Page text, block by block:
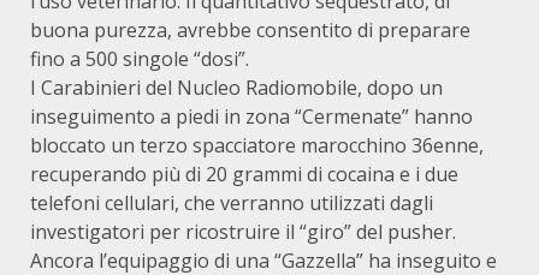
buona purezza, avrebbe consentito di preparare
fino a 500 singole “dosi”.
I Carabinieri del Nucleo Radiomobile, dopo un
inseguimento a piedi in zona “Cermenate” hanno
bloccato un terzo spacciatore marocchino 36enne,
recuperando più di 20 grammi di cocaina e i due
telefoni cellulari, che verranno utilizzati dagli
investigatori per ricostruire il “giro” del pusher.
Ancora l’equipaggio di una “Gazzella” ha inseguito e